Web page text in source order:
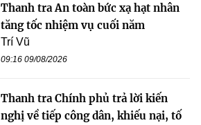
Thanh tra An toàn bức xạ hạt nhân
tăng tốc nhiệm vụ cuối năm
Trí Vũ
09:16 09/08/2026
Thanh tra Chính phủ trả lời kiến
nghị về tiếp công dân, khiếu nại, tố